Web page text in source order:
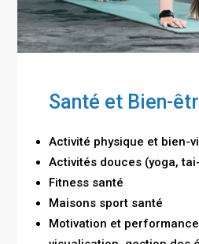
Santé et Bien-
Activité physique et bien-
Activités douces (yoga,
Fitness santé
Maisons sport santé
Motivation et